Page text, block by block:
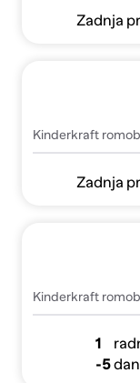
Zadnja
Kinderkraft
Zadnja
Kinderkraft
1
-5